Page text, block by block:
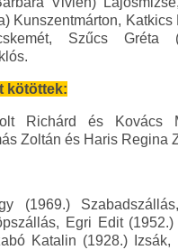
Kunszentmárton,
Szűcs Gréta
kötöttek:
Richárd és Kovács
Zoltán és Haris Regina
(1969.)
Egri Edit
Katalin (1928.) Izsák,